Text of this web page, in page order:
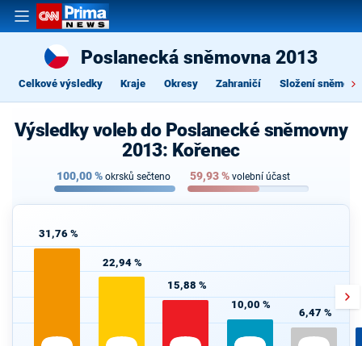
Poslanecká sněmovna 2013
Celkové výsledky Kraje Okresy Zahraničí Složení
Výsledky voleb do Poslanecké sněmovny
2013: Kořenec
100,00% okrsků sečteno 59,93% volební účast
31,76 %
22,94 %
15,88 %
10,00 %
6,47 %